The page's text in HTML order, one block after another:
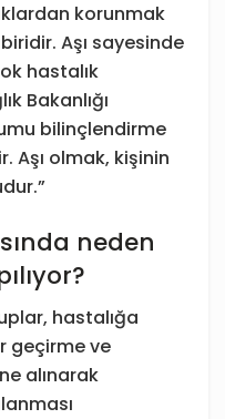
korunmak
Aşı sayesinde
hastalık
Bakanlığı
bilinçlendirme
Aşı olmak, kişinin
neden
hastalığa
geçirme ve
alınarak